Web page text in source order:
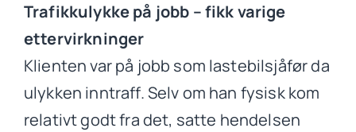
Trafikkulykke på jobb – fikk varige
ettervirkninger
Klienten var på jobb som lastebilsjåfør da
ulykken inntraff. Selv om han fysisk kom
relativt godt fra det, satte hendelsen